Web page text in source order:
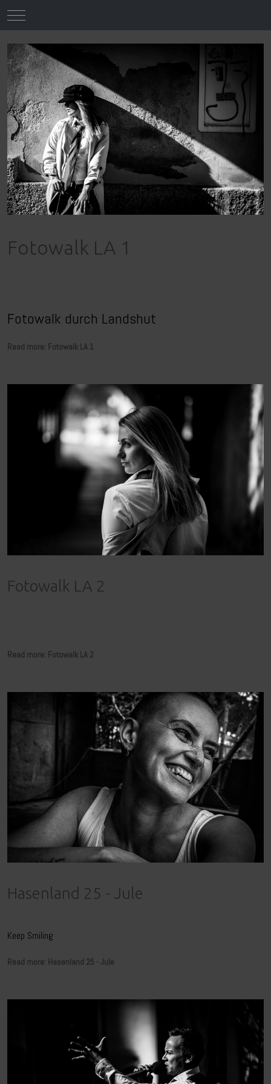
Mobile Menu Toggle
Fotowalk LA 1
Fotowalk durch Landshut
Read more: Fotowalk LA 1
Fotowalk LA 2
Read more: Fotowalk LA 2
Hasenland 25 - Jule
Keep Smiling
Read more: Hasenland 25 - Jule